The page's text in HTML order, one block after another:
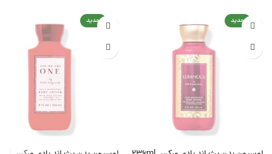
جدید جدید